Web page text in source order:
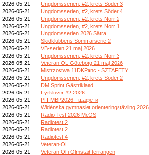
2026-05-21
Ungdomsserien, #2, krets Söder 3
2026-05-21
Ungdomsserien, #2, krets Söder 4
2026-05-21
Ungdomsserien, #2, krets Norr 2
2026-05-21
Ungdomsserien, #2, krets Norr 1
2026-05-21
Ungdomsserien 2026 Sätra
2026-05-21
Skidklubbens Sommarserie 2
2026-05-21
VB-serien 21 maj 2026
2026-05-21
Ungdomsserien, #2, krets Norr 3
2026-05-21
Veteran-OL Göteborg 21 maj 2026
2026-05-21
Mistrzostwa 11DKPanc - SZTAFETY
2026-05-21
Ungdomsserien, #2, krets Söder 2
2026-05-21
DM Sprint Gästrikland
2026-05-21
Fyrklöver #2 2026
2026-05-21
РП-МВР2026 - щафети
2026-05-21
Widénska gymnasiet orienteringstävling 2026
2026-05-21
Radio Test 2026 MeOS
2026-05-21
Radiotest 2
2026-05-21
Radiotest 2
2026-05-21
Radiotest 4
2026-05-21
Veteran-OL
2026-05-21
Veteran-Ol i Ölmstad terrängen